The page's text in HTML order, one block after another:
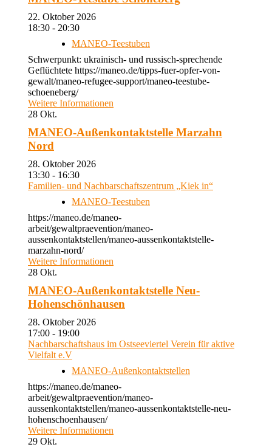
22. Oktober 2026
18:30 - 20:30
MANEO-Teestuben
Schwerpunkt: ukrainisch- und russisch-sprechende
Geflüchtete https://maneo.de/tipps-fuer-opfer-von-
gewalt/maneo-refugee-support/maneo-teestube-
schoeneberg/
Weitere Informationen
28 Okt.
MANEO-Außenkontaktstelle Marzahn
Nord
28. Oktober 2026
13:30 - 16:30
Familien- und Nachbarschaftszentrum „Kiek in“
MANEO-Teestuben
https://maneo.de/maneo-
arbeit/gewaltpraevention/maneo-
aussenkontaktstellen/maneo-aussenkontaktstelle-
marzahn-nord/
Weitere Informationen
28 Okt.
MANEO-Außenkontaktstelle Neu-
Hohenschönhausen
28. Oktober 2026
17:00 - 19:00
Nachbarschaftshaus im Ostseeviertel Verein für aktive
Vielfalt e.V
MANEO-Außenkontaktstellen
https://maneo.de/maneo-
arbeit/gewaltpraevention/maneo-
aussenkontaktstellen/maneo-aussenkontaktstelle-neu-
hohenschoenhausen/
Weitere Informationen
29 Okt.